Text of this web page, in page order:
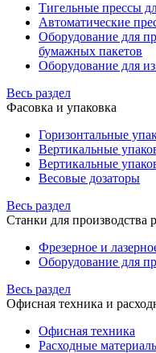
Тигельные прессы
Автоматические
Оборудование для
бумажных пакетов
Оборудование для
Весь раздел
Фасовка и упаковка
Горизонтальные
Вертикальные
Вертикальные
Весовые дозаторы
Весь раздел
Станки для производства
Фрезерное и
Оборудование для
Весь раздел
Офисная техника и
Офисная техника
Расходные